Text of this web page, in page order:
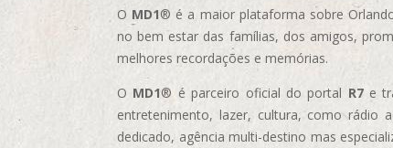
O MD1® é a maior plataforma sobre
no bem estar das famílias, dos amigos,
melhores recordações e memórias.
O MD1® é parceiro oficial do portal R7e
entretenimento, lazer, cultura, como rádio
dedicado, agência multi-destino mas